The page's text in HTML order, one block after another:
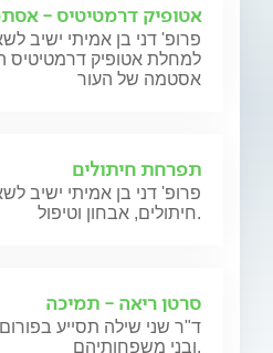
אטופיק דרמטיטיס -
פרופ' דני בן אמיתי ישיב
למחלת אטופיק דרמטיטיס
אסטמה של העור
תפרחת חיתולים
פרופ' דני בן אמיתי ישיב
חיתולים, אבחון וטיפול.
סרטן ריאה - תמיכה
ד"ר שני שילה תסייע
ובני משפחותיהם.